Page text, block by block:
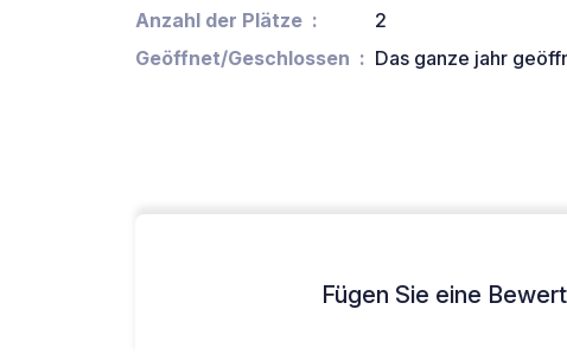
Anzahl der Plätze
2
Geöffnet/Geschlossen
Das ganze jahr
Fügen Sie eine